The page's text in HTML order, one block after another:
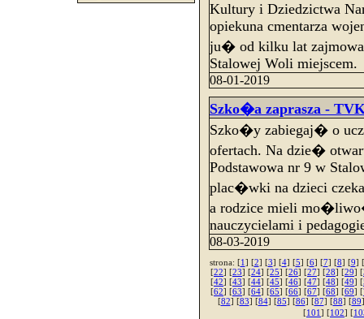
Kultury i Dziedzictwa
opiekuna cmentarza
ju� od kilku lat
Stalowej Woli miejscem.
08-01-2019
Szko�a zaprasza -
Szko�y zabiegaj� o
ofertach. Na dzie�
Podstawowa nr 9 w
plac�wki na dzieci
a rodzice mieli
nauczycielami i
08-03-2019
strona: [1] [2] [3] [4] [5] [6] [7] [8] [9] [
[22] [23] [24] [25] [26] [27] [28] [29] [
[42] [43] [44] [45] [46] [47] [48] [49] [
[62] [63] [64] [65] [66] [67] [68] [69] [
[82] [83] [84] [85] [86] [87] [88] [89
[101] [102] [